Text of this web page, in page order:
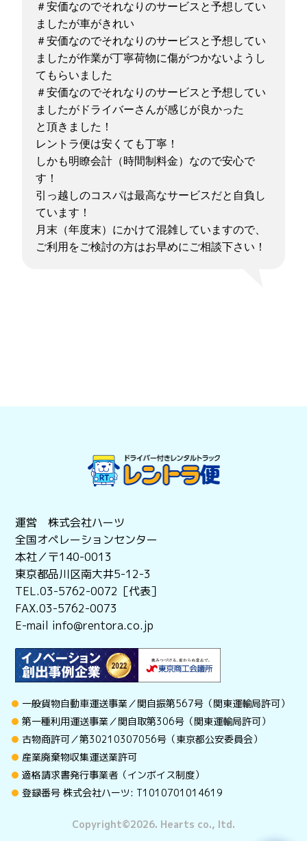
＃安価なのでそれなりのサービスと予想してい
ましたが車がきれい
＃安価なのでそれなりのサービスと予想してい
ましたが作業が丁寧荷物に傷がつかないようし
てもらいました
＃安価なのでそれなりのサービスと予想してい
ましたがドライバーさんが感じが良かった
と頂きました！
レントラ便は安くても丁寧！
しかも明瞭会計（時間制料金）なので安心で
す！
引っ越しのコスパは最高なサービスだと自負し
ています！
月末（年度末）にかけて混雑していますので、
ご利用をご検討の方はお早めにご相談下さい！
運営 株式会社ハーツ
全国オペレーションセンター
本社／〒140-0013
東京都品川区南大井5-12-3
TEL.03-5762-0072［代表］
FAX.03-5762-0073
E-mail info@rentora.co.jp
一般貨物自動車運送事業／関自振第567号（関東運輸局許可）
第一種利用運送事業／関自取第306号（関東運輸局許可）
古物商許可／第30210307056号（東京都公安委員会）
産業廃棄物収集運送業許可
適格請求書発行事業者（インボイス制度）
登録番号 株式会社ハーツ: T1010701014619
Copyright©︎2026. Hearts co., ltd.